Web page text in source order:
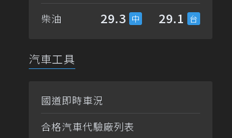
柴油 29.3 29.1
汽車工具
國道即時車況
合格汽車代驗廠列表